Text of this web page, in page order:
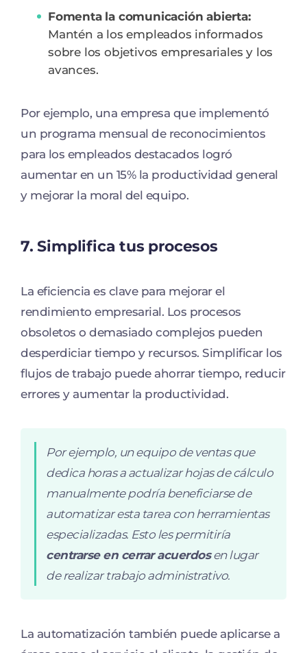
Fomenta la comunicación abierta:
Mantén a los empleados informados
sobre los objetivos empresariales y los
avances.
Por ejemplo, una empresa que implementó
un programa mensual de reconocimientos
para los empleados destacados logró
aumentar en un 15% la productividad general
y mejorar la moral del equipo.
7.Simplifica tus procesos
La eficiencia es clave para mejorar el
rendimiento empresarial. Los procesos
obsoletos o demasiado complejos pueden
desperdiciar tiempo y recursos. Simplificar los
flujos de trabajo puede ahorrar tiempo, reducir
errores y aumentar la productividad.
Por ejemplo, un equipo de ventas que
dedica horas a actualizar hojas de cálculo
manualmente podría beneficiarse de
automatizar esta tarea con herramientas
especializadas. Esto les permitiría
centrarse en cerrar acuerdosen lugar
de realizar trabajo administrativo.
La automatización también puede aplicarse a